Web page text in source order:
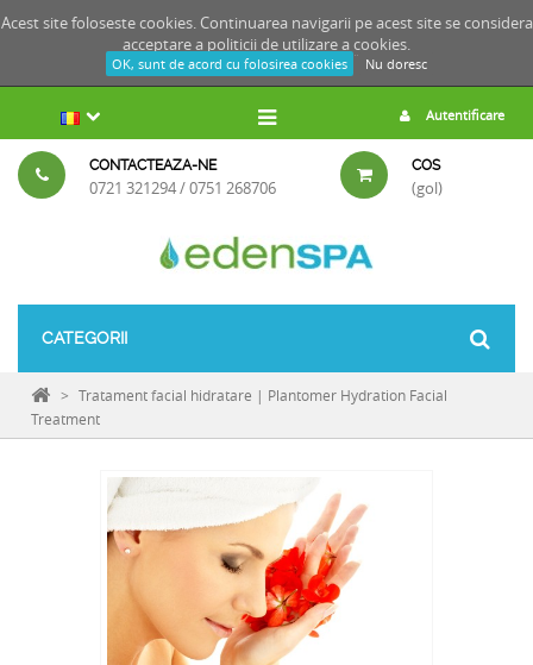
Acest site foloseste cookies. Continuarea navigarii pe acest site se considera
acceptare a politicii de utilizare a cookies.
OK, sunt de acord cu folosirea cookies Nu doresc
Autentificare
CONTACTEAZA-NE
0721 321294 / 0751 268706
COS
(gol)
CATEGORII
> Tratament facial hidratare | Plantomer Hydration Facial
Treatment